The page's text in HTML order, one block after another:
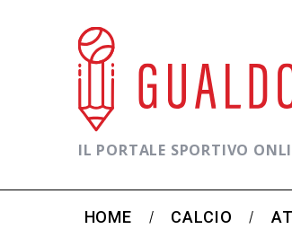
IL PORTALE SPORTIVO
HOME CALCIO